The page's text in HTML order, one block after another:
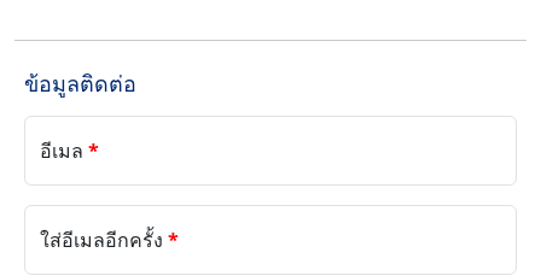
ข้อมูลติดต่อ
อีเมล *
ใส่อีเมลอีกครั้ง *